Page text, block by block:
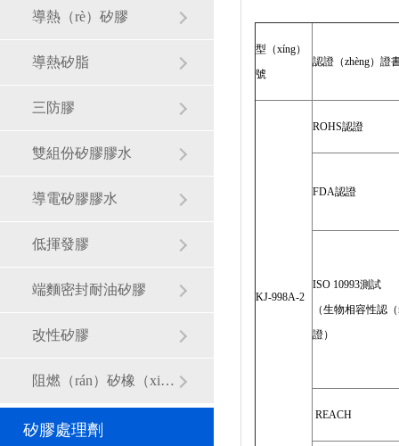
導熱（rè）矽膠
導熱矽脂
三防膠
雙組份矽膠膠水
導電矽膠膠水
低揮發膠
端麵密封耐油矽膠
改性矽膠
阻燃（rán）矽橡（xiàng）膠
矽膠處理劑
型（xíng）
號
認證（zhèng）證
KJ-998A-2
ROHS認證
FDA認證
ISO 10993測試
（生物相容性認
證）
REACH